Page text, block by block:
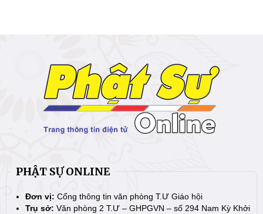
PHẬT SỰ ONLINE
Đơn vị: Cổng thông tin văn phòng T.Ư Giáo hội
Trụ sở: Văn phòng 2 T.Ư – GHPGVN – số 294 Nam Kỳ Khởi